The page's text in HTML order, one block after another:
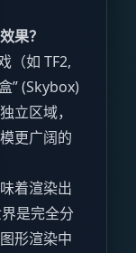
果？
（如 TF2,
” (Skybox)
立区域，
更广阔的
着渲染出
是完全分
形渲染中